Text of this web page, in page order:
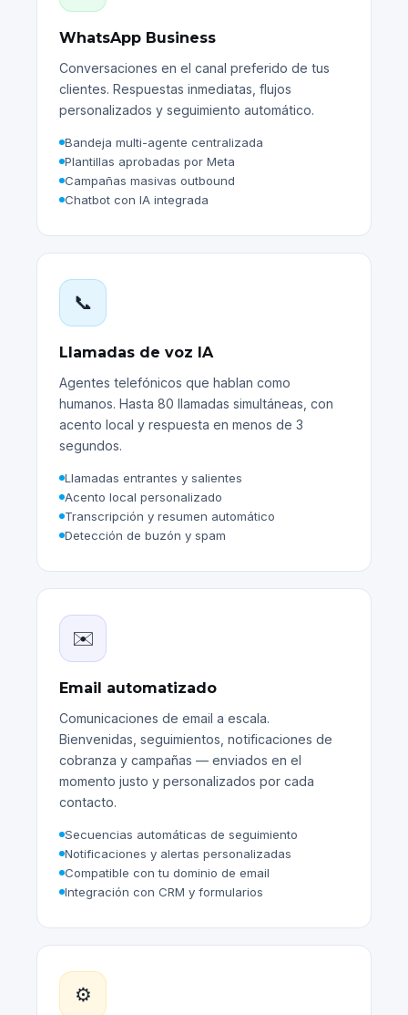
WhatsApp Business
Conversaciones en el canal preferido de tus
clientes. Respuestas inmediatas, flujos
personalizados y seguimiento automático.
Bandeja multi-agente centralizada
Plantillas aprobadas por Meta
Campañas masivas outbound
Chatbot con IA integrada
📞
Llamadas de voz IA
Agentes telefónicos que hablan como
humanos. Hasta 80 llamadas simultáneas, con
acento local y respuesta en menos de 3
segundos.
Llamadas entrantes y salientes
Acento local personalizado
Transcripción y resumen automático
Detección de buzón y spam
✉️
Email automatizado
Comunicaciones de email a escala.
Bienvenidas, seguimientos, notificaciones de
cobranza y campañas — enviados en el
momento justo y personalizados por cada
contacto.
Secuencias automáticas de seguimiento
Notificaciones y alertas personalizadas
Compatible con tu dominio de email
Integración con CRM y formularios
⚙️